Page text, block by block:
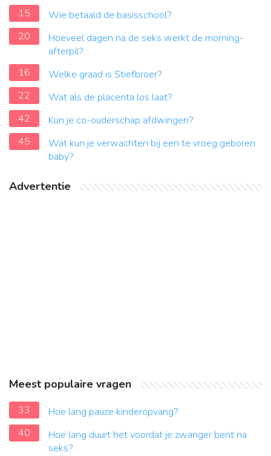
15
Wie betaald de basisschool?
20
Hoeveel dagen na de seks werkt de morning-
afterpil?
16
Welke graad is Stiefbroer?
22
Wat als de placenta los laat?
42
Kun je co-ouderschap afdwingen?
45
Wat kun je verwachten bij een te vroeg geboren
baby?
Advertentie
Meest populaire vragen
33
Hoe lang pauze kinderopvang?
40
Hoe lang duurt het voordat je zwanger bent na
seks?